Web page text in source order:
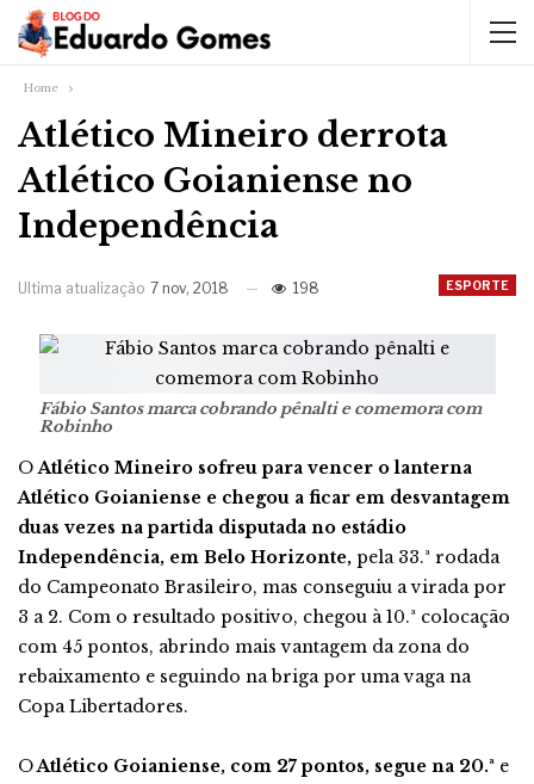
Home
Atlético Mineiro derrota
Atlético Goianiense no
Independência
ESPORTE
Ultima atualização 7 nov, 2018 198
Fábio Santos marca cobrando pênalti e comemora com
Robinho
OAtlético Mineiro sofreu para vencer o lanterna
Atlético Goianiense e chegou a ficar em desvantagem
duas vezes na partida disputada no estádio
Independência, em Belo Horizonte, pela 33.ª rodada
do Campeonato Brasileiro, mas conseguiu a virada por
3 a 2. Com o resultado positivo, chegou à 10.ª colocação
com 45 pontos, abrindo mais vantagem da zona do
rebaixamento e seguindo na briga por uma vaga na
Copa Libertadores.
OAtlético Goianiense, com 27 pontos, segue na 20.ª e